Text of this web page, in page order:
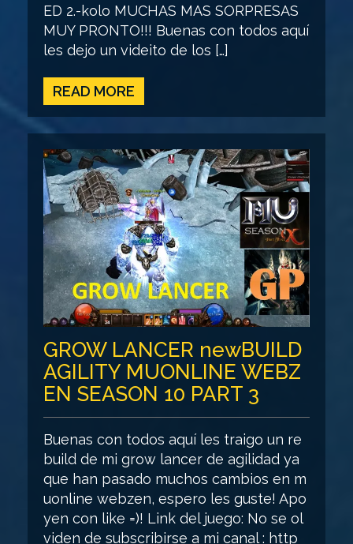
ED 2.-kolo MUCHAS MAS SORPRESAS
MUY PRONTO!!! Buenas con todos aquí
les dejo un videito de los […]
READ MORE
GROW LANCER newBUILD
AGILITY MUONLINE WEBZ
EN SEASON 10 PART 3
Buenas con todos aquí les traigo un re
build de mi grow lancer de agilidad ya
que han pasado muchos cambios en m
uonline webzen, espero les guste! Apo
yen con like =)! Link del juego: No se ol
viden de subscribirse a mi canal : http